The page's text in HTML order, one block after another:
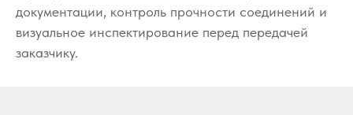
документации, контроль прочности соединений и
визуальное инспектирование перед передачей
заказчику.